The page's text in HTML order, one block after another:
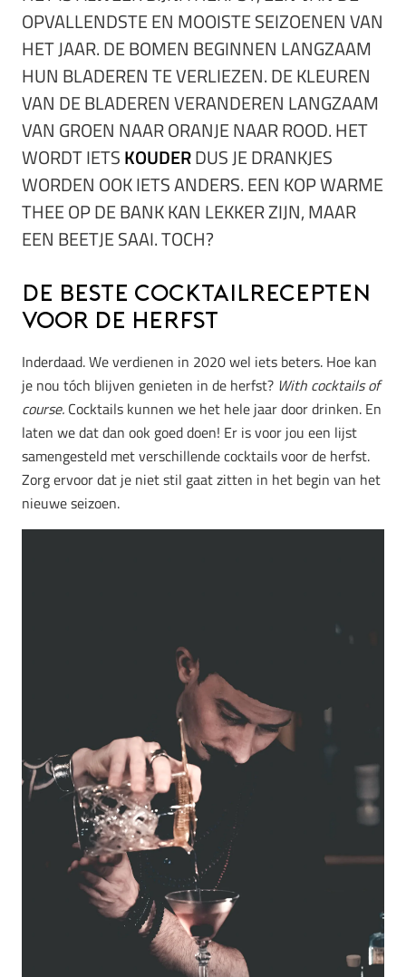
OPVALLENDSTE EN MOOISTE SEIZOENEN VAN
HET JAAR. DE BOMEN BEGINNEN LANGZAAM
HUN BLADEREN TE VERLIEZEN. DE KLEUREN
VAN DE BLADEREN VERANDEREN LANGZAAM
VAN GROEN NAAR ORANJE NAAR ROOD. HET
WORDT IETSKOUDERDUS JE DRANKJES
WORDEN OOK IETS ANDERS. EEN KOP WARME
THEE OP DE BANK KAN LEKKER ZIJN, MAAR
EEN BEETJE SAAI. TOCH?
De beste cocktailrecepten
voor de herfst
Inderdaad. We verdienen in 2020 wel iets beters. Hoe kan
je nou tóch blijven genieten in de herfst? With cocktails of
course. Cocktails kunnen we het hele jaar door drinken. En
laten we dat dan ook goed doen! Er is voor jou een lijst
samengesteld met verschillende cocktails voor de herfst.
Zorg ervoor dat je niet stil gaat zitten in het begin van het
nieuwe seizoen.